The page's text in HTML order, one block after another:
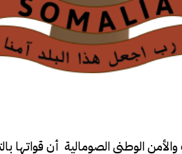
والأمن الوطني الصومالية أن